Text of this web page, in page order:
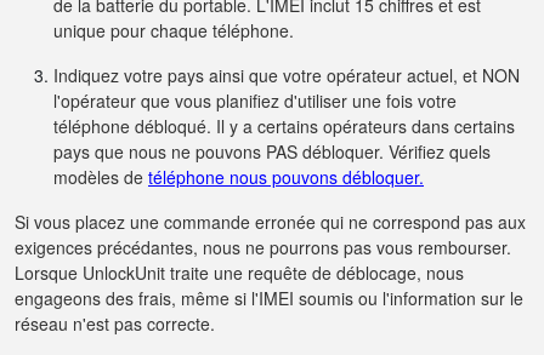
de la batterie du portable. L'IMEI inclut 15 chiffres et est
unique pour chaque téléphone.
Indiquez votre pays ainsi que votre opérateur actuel, et NON
l'opérateur que vous planifiez d'utiliser une fois votre
téléphone débloqué. Il y a certains opérateurs dans certains
pays que nous ne pouvons PAS débloquer. Vérifiez quels
modèles de téléphone nous pouvons débloquer.
Si vous placez une commande erronée qui ne correspond pas aux
exigences précédantes, nous ne pourrons pas vous rembourser.
Lorsque UnlockUnit traite une requête de déblocage, nous
engageons des frais, même si l'IMEI soumis ou l'information sur le
réseau n'est pas correcte.